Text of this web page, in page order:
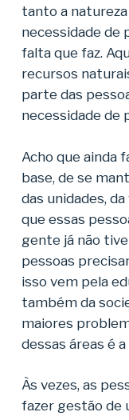
tanto a
necessidade de
falta que faz.
recursos
parte das
necessidade de
Acho que ainda
base, de se
das unidades,
que essas
gente já não
pessoas
isso vem pela
também da
maiores
dessas áreas é
Às vezes, as
fazer gestão de